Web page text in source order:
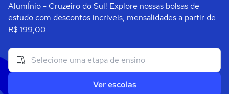
AlumÍnio - Cruzeiro do Sul! Explore nossas bolsas de
estudo com descontos incríveis, mensalidades a partir de
R$ 199,00
Ver escolas